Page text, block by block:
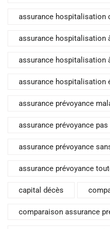
assurance hospitalisation
assurance hospitalisation
assurance hospitalisation
assurance hospitalisation
assurance prévoyance
assurance prévoyance pas
assurance prévoyance
assurance prévoyance
capital décès
comparaison assurance